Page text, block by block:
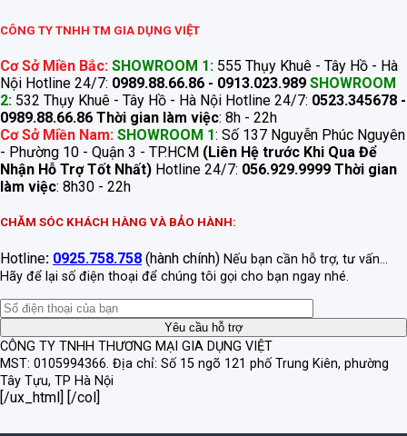
CÔNG TY TNHH TM GIA DỤNG VIỆT
Cơ Sở Miền Bắc: SHOWROOM 1: 555 Thụy Khuê - Tây Hồ - Hà
Nội Hotline 24/7: 0989.88.66.86 - 0913.023.989 SHOWROOM
2: 532 Thụy Khuê - Tây Hồ - Hà Nội Hotline 24/7: 0523.345678 -
0989.88.66.86 Thời gian làm việc: 8h - 22h
Cơ Sở Miền Nam: SHOWROOM 1: Số 137 Nguyễn Phúc Nguyên
- Phường 10 - Quận 3 - TP.HCM (Liên Hệ trước Khi Qua Để
Nhận Hỗ Trợ Tốt Nhất) Hotline 24/7: 056.929.9999 Thời gian
làm việc: 8h30 - 22h
CHĂM SÓC KHÁCH HÀNG VÀ BẢO HÀNH:
Hotline: 0925.758.758 (hành chính) Nếu bạn cần hỗ trợ, tư vấn...
Hãy để lại số điện thoại để chúng tôi gọi cho bạn ngay nhé.
CÔNG TY TNHH THƯƠNG MẠI GIA DỤNG VIỆT
MST: 0105994366. Địa chỉ: Số 15 ngõ 121 phố Trung Kiên, phường
Tây Tựu, TP Hà Nội
[/ux_html] [/col]